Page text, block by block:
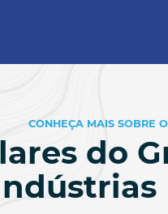
CONHEÇA MAIS SOBRE
do